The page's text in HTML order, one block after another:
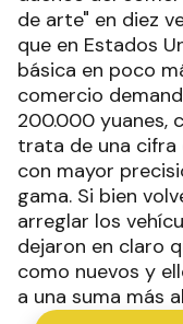
de arte" en diez
que en Estados
básica en poco
comercio
200.000 yuanes,
trata de una cifra
con mayor
gama. Si bien
arreglar los
dejaron en claro
como nuevos y
a una suma más